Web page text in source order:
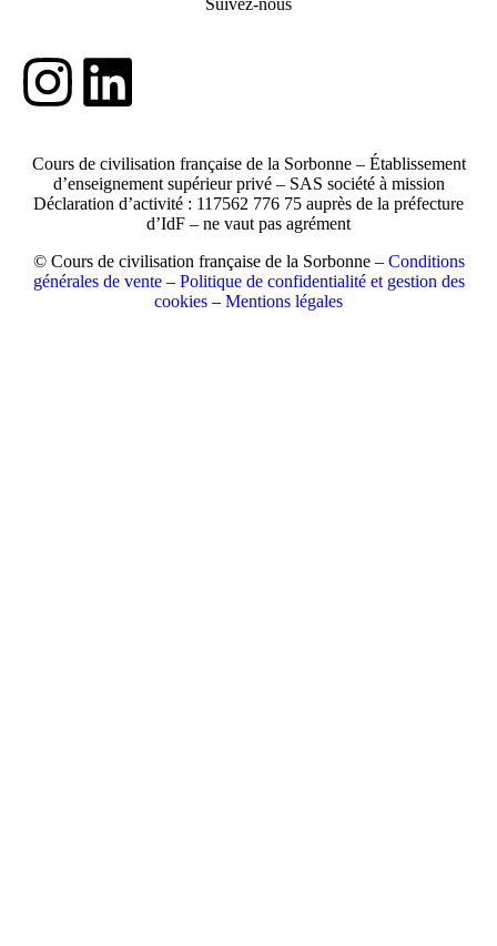
Cours de civilisation française de la Sorbonne – Établissement
d’enseignement supérieur privé – SAS société à mission
Déclaration d’activité : 117562 776 75 auprès de la préfecture
d’IdF – ne vaut pas agrément
© Cours de civilisation française de la Sorbonne – Conditions
générales de vente– Politique de confidentialité et gestion des
cookies – Mentions légales